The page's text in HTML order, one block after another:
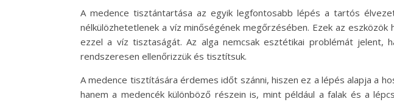
A medence tisztántartása az egyik legfontosabb lépés a tartós
nélkülözhetetlenek a víz minőségének megőrzésében. Ezek az
ezzel a víz tisztaságát. Az alga nemcsak esztétikai problémát jelent,
rendszeresen ellenőrizzük és tisztítsuk.
A medence tisztítására érdemes időt szánni, hiszen ez a lépés alapja a
hanem a medencék különböző részein is, mint például a falak és a